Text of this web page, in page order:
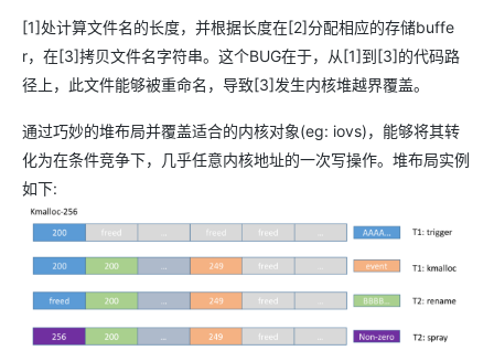
[1]处计算文件名的长度，并根据长度在[2]分配相应的存储buffe
r，在[3]拷贝文件名字符串。这个BUG在于，从[1]到[3]的代码路
径上，此文件能够被重命名，导致[3]发生内核堆越界覆盖。
通过巧妙的堆布局并覆盖适合的内核对象(eg: iovs)，能够将其转
化为在条件竞争下，几乎任意内核地址的一次写操作。堆布局实例
如下: